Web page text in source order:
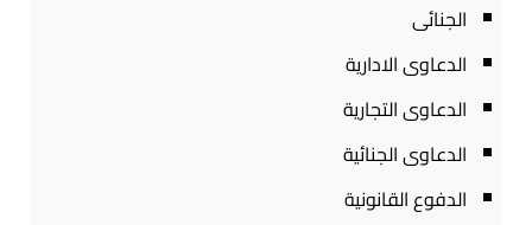
الجنائى
الدعاوى الادارية
الدعاوى التجارية
الدعاوى الجنائية
الدفوع القانونية